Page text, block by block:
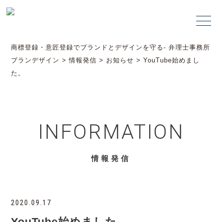
商標登録・意匠登録でブランドとデザインを守る- 弁理士事務所
ブランデザイン >情報発信 > お知らせ >YouTube始めまし
た。
INFORMATION
情報発信
2020.09.17